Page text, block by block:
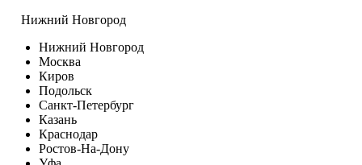
Нижний Новгород
Нижний Новгород
Москва
Киров
Подольск
Санкт-Петербург
Казань
Краснодар
Ростов-На-Дону